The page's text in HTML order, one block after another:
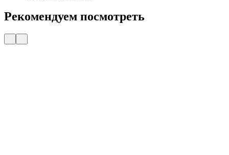
Рекомендуем посмотреть